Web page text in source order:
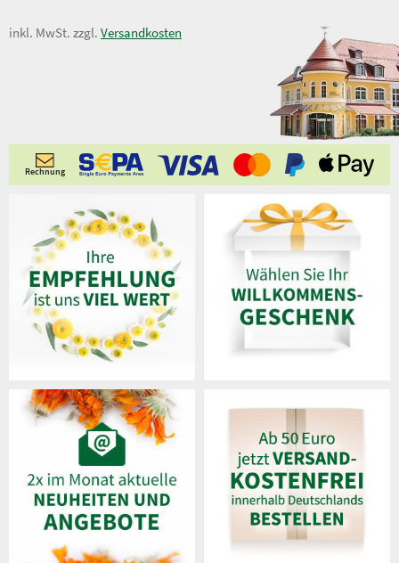
9,90 €
inkl. MwSt. zzgl. Versandkosten
Rechnung